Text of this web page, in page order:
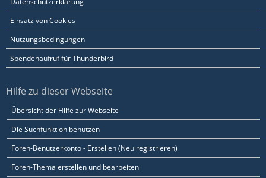
Einsatz von Cookies
Nutzungsbedingungen
Spendenaufruf für Thunderbird
Hilfe zu dieser Webseite
Übersicht der Hilfe zur Webseite
Die Suchfunktion benutzen
Foren-Benutzerkonto - Erstellen (Neu registrieren)
Foren-Thema erstellen und bearbeiten